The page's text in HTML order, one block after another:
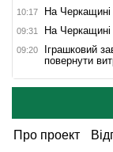
10:17 На
09:31 На
09:20
Іграшковий
повернути
Про проект